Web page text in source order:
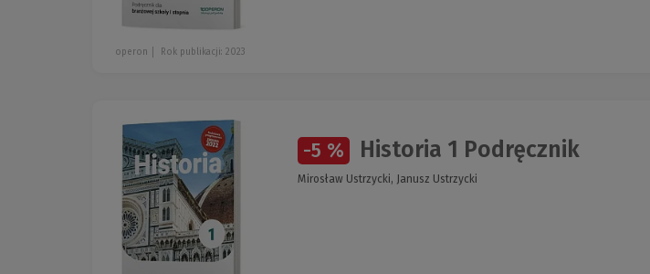
operon Rok publikacji: 2023
-5 % Historia 1 Podręcznik
Mirosław Ustrzycki, Janusz Ustrzycki